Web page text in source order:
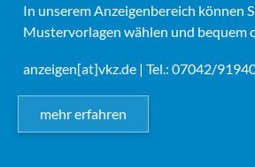
In unserem Anzeigenbereich können
Mustervorlagen wählen und bequem
anzeigen[at]vkz.de | Tel.: 07042/
mehr erfahren